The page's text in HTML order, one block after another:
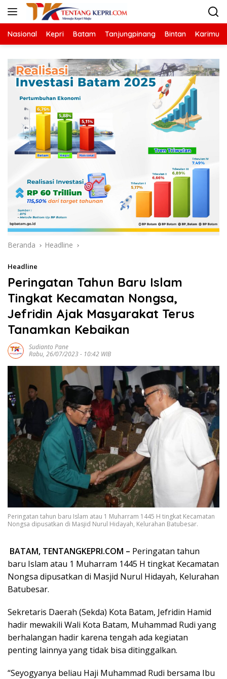
Langsung
Nasional Kepri Batam Tanjungpinang Bintan Karimun
Beranda Headline
Headline
Peringatan Tahun Baru Islam
Tingkat Kecamatan Nongsa,
Jefridin Ajak Masyarakat Terus
Tanamkan Kebaikan
Sudianto Pane
Rabu, 26/07/2023 - 10:42 WIB
Peringatan tahun baru Islam atau 1 Muharram 1445 H tingkat Kecamatan
Nongsa dipusatkan di Masjid Nurul Hidayah, Kelurahan Batubesar.
BATAM, TENTANGKEPRI.COM – Peringatan tahun
baru Islam atau 1 Muharram 1445 H tingkat Kecamatan
Nongsa dipusatkan di Masjid Nurul Hidayah, Kelurahan
Batubesar.
Sekretaris Daerah (Sekda) Kota Batam, Jefridin Hamid
hadir mewakili Wali Kota Batam, Muhammad Rudi yang
berhalangan hadir karena tengah ada kegiatan
penting lainnya yang tidak bisa ditinggalkan.
“Seyogyanya beliau Haji Muhammad Rudi bersama Ibu